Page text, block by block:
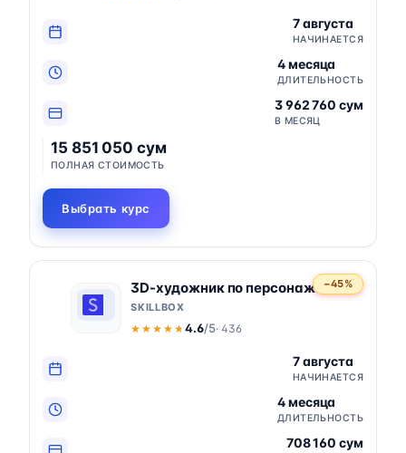
7 августа
НАЧИНАЕТСЯ
4 месяца
ДЛИТЕЛЬНОСТЬ
3 962 760 сум
В МЕСЯЦ
15 851 050 сум
ПОЛНАЯ СТОИМОСТЬ
Выбрать курс
−45%
3D-художник по персонажам
SKILLBOX
★★★★★
★★★★★4.6/5· 436
7 августа
НАЧИНАЕТСЯ
4 месяца
ДЛИТЕЛЬНОСТЬ
708 160 сум